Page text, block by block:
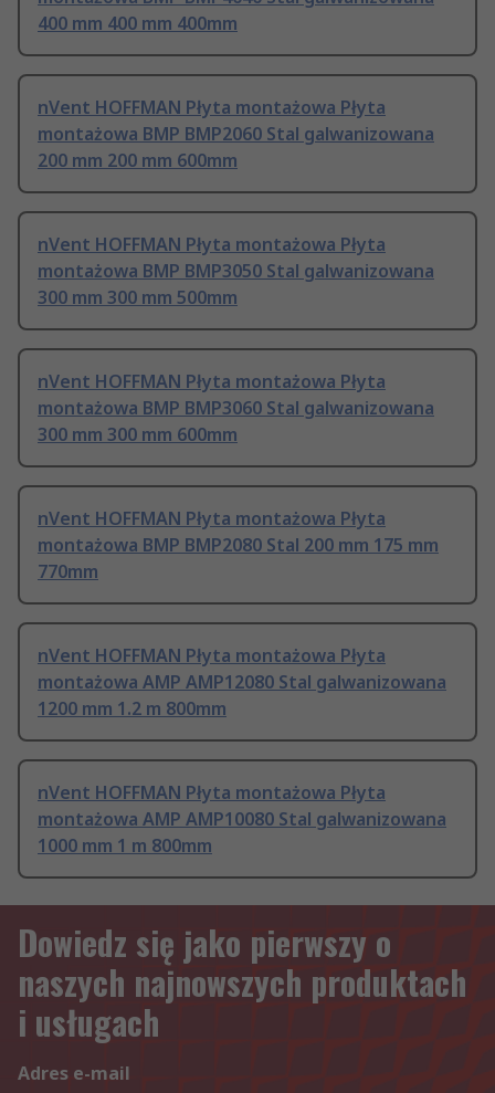
400 mm 400 mm 400mm
nVent HOFFMAN Płyta montażowa Płyta
montażowa BMP BMP2060 Stal galwanizowana
200 mm 200 mm 600mm
nVent HOFFMAN Płyta montażowa Płyta
montażowa BMP BMP3050 Stal galwanizowana
300 mm 300 mm 500mm
nVent HOFFMAN Płyta montażowa Płyta
montażowa BMP BMP3060 Stal galwanizowana
300 mm 300 mm 600mm
nVent HOFFMAN Płyta montażowa Płyta
montażowa BMP BMP2080 Stal 200 mm 175 mm
770mm
nVent HOFFMAN Płyta montażowa Płyta
montażowa AMP AMP12080 Stal galwanizowana
1200 mm 1.2 m 800mm
nVent HOFFMAN Płyta montażowa Płyta
montażowa AMP AMP10080 Stal galwanizowana
1000 mm 1 m 800mm
Dowiedz się jako pierwszy o
naszych najnowszych produktach
i usługach
Adres e-mail